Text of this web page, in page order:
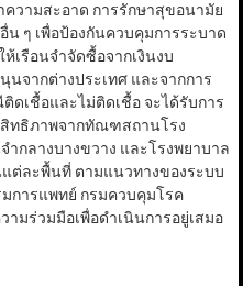
วามสะอาด การรักษาสุขอนามัย
ๆ เพื่อป้องกันควบคุมการระบาด
เรือนจำจัดซื้อจากเงินงบ
จากต่างประเทศ และจากการ
ดเชื้อและไม่ติดเชื้อ จะได้รับการ
สิทธิภาพจากทัณฑสถานโรง
กลางบางขวาง และโรงพยาบาล
ต่ละพื้นที่ ตามแนวทางของระบบ
การแพทย์ กรมควบคุมโรค
มร่วมมือเพื่อดำเนินการอยู่เสมอ